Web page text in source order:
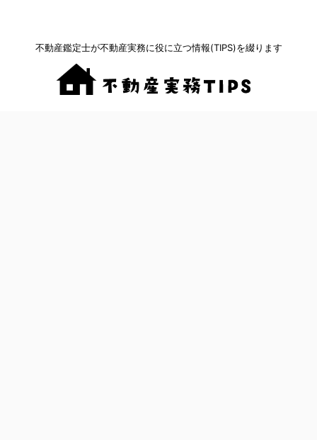
不動産鑑定士が不動産実務に役に立つ情報(TIPS)を綴ります